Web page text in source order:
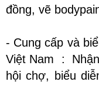
đồng, vẽ
- Cung cấp và
Việt Nam :
hội chợ, biểu